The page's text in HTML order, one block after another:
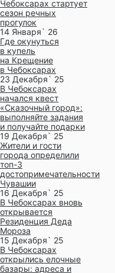
Чебоксарах стартует
сезон речных
прогулок
14 Января` 26
Где окунуться
в купель
на Крещение
в Чебоксарах
23 Декабря` 25
В Чебоксарах
начался квест
«Сказочный город»:
выполняйте задания
и получайте подарки
19 Декабря` 25
Жители и гости
города определили
топ-3
достопримечательности
Чувашии
16 Декабря` 25
В Чебоксарах вновь
открывается
Резиденция Деда
Мороза
15 Декабря` 25
В Чебоксарах
открылись елочные
базары: адреса и